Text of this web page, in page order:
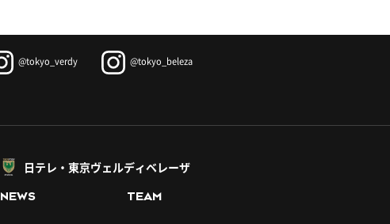
@tokyo_verdy @tokyo_beleza
日テレ・東京ヴェルディベレーザ
NEWS TEAM